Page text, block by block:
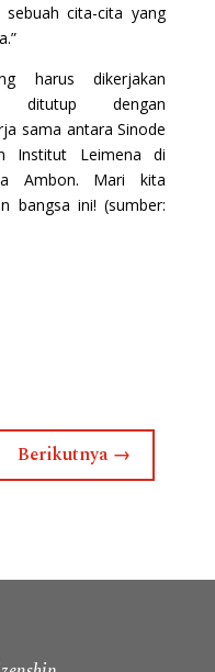
cita-cita yang
harus dikerjakan
ditutup dengan
sama antara Sinode
Institut Leimena di
Ambon. Mari kita
bangsa ini! (sumber:
Berikutnya →